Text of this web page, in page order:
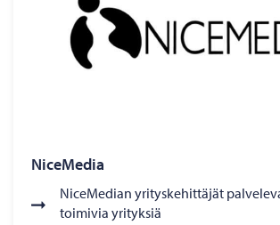
NiceMedia
NiceMedian yrityskehittäjät
toimivia yrityksiä